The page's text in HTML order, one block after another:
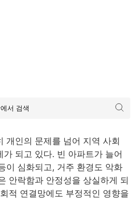
개인의 문제를 넘어 지역 사회
가 되고 있다. 빈 아파트가 늘어
이 심화되고, 거주 환경도 악화
안락함과 안정성을 상실하게 되
적 연결망에도 부정적인 영향을